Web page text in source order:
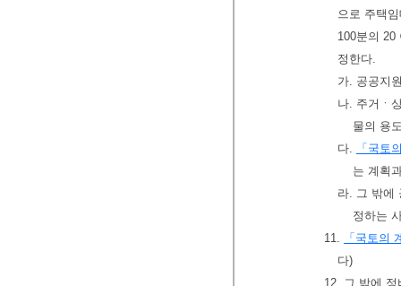
으로 주택
100분의
정한다.
가. 공공지
나. 주거ㆍ
물의 용
다.
「국토
는 계획
라. 그 밖에
정하는
11.
「국토의
다)
12. 그 밖에